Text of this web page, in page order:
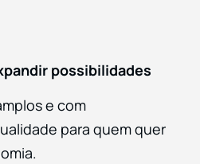
possibilidades
e com
para quem quer